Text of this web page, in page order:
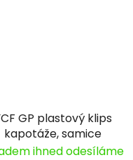
GP plastový klips
kapotáže, samice
ihned odesíláme